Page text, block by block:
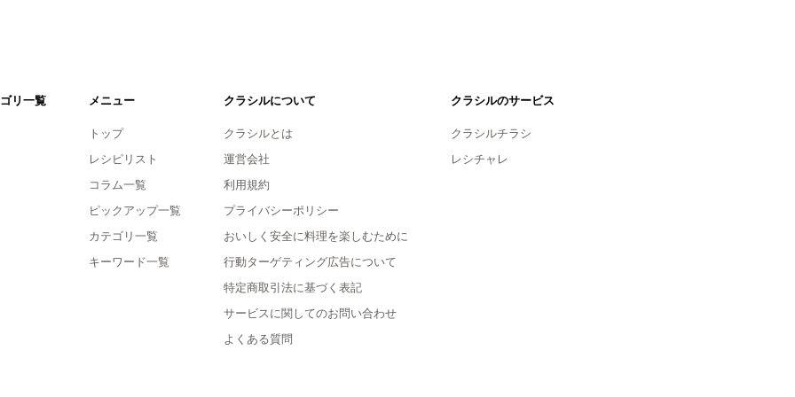
リ一覧 メニュー
トップ
レシピリスト
コラム一覧
ピックアップ一覧
カテゴリ一覧
キーワード一覧
クラシルについて
クラシルとは
運営会社
利用規約
プライバシーポリシー
おいしく安全に料理を楽しむために
行動ターゲティング広告について
特定商取引法に基づく表記
サービスに関してのお問い合わせ
よくある質問
クラシルのサービス
クラシルチラシ
レシチャレ